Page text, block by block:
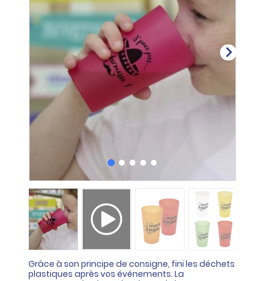
Grâce à son principe de consigne, fini les déchets
plastiques après vos événements. La